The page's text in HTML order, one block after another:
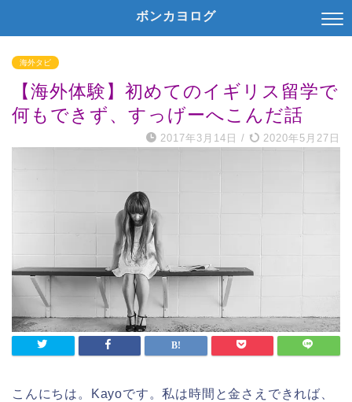
ボンカヨログ
海外タビ
【海外体験】初めてのイギリス留学で
何もできず、すっげーへこんだ話
2017年3月14日 / 2020年5月27日
こんにちは。Kayoです。私は時間と金さえできれば、